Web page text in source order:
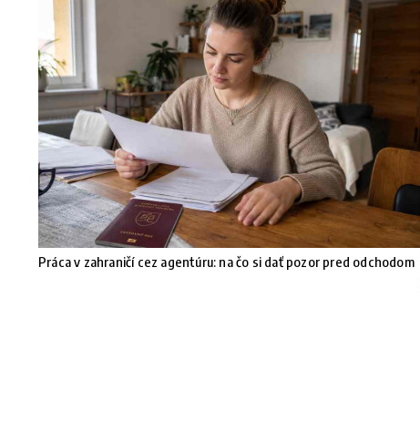
Práca v zahraničí cez agentúru: na čo si dať pozor pred odchodom